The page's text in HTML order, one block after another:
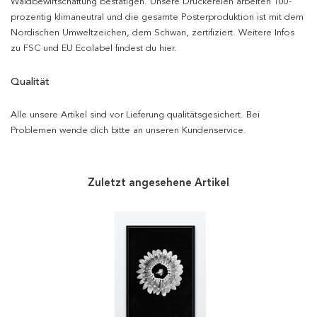
prozentig klimaneutral und die gesamte Posterproduktion ist mit dem
Nordischen Umweltzeichen, dem Schwan, zertifiziert. Weitere Infos
zu FSC und EU Ecolabel findest du hier.
Qualität
Alle unsere Artikel sind vor Lieferung qualitätsgesichert. Bei
Problemen wende dich bitte an unseren Kundenservice.
Zuletzt angesehene Artikel